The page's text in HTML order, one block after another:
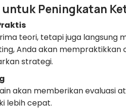
Peningkatan
teori, tetapi juga langsung
Anda akan
strategi.
akan memberikan evaluasi
lebih cepat.